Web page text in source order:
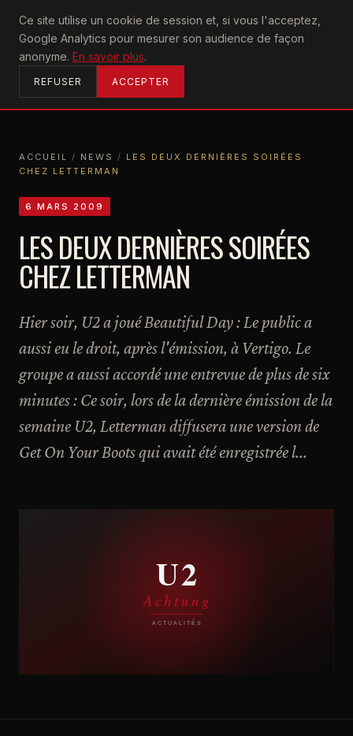
Ce site utilise un cookie de session et, si vous l'acceptez,
Google Analytics pour mesurer son audience de façon
anonyme. En savoir plus.
REFUSER ACCEPTER
U2achtung
ACCUEIL
ACCUEIL / NEWS / LES DEUX DERNIÈRES SOIRÉES
CHEZ LETTERMAN
6 MARS 2009
LES DEUX DERNIÈRES SOIRÉES
CHEZ LETTERMAN
Hier soir, U2 a joué Beautiful Day : Le public a
aussi eu le droit, après l'émission, à Vertigo. Le
groupe a aussi accordé une entrevue de plus de six
minutes : Ce soir, lors de la dernière émission de la
semaine U2, Letterman diffusera une version de
Get On Your Boots qui avait été enregistrée l...